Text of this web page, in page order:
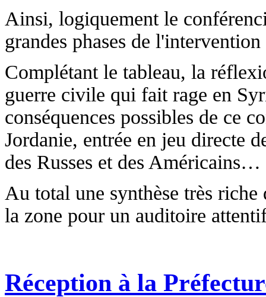
Ainsi, logiquement le
grandes phases de
Complétant le tableau, la
guerre civile qui fait rage en
conséquences possibles de ce
Jordanie, entrée en jeu directe
des Russes et des Américains…
Au total une synthèse très riche
la zone pour un auditoire
Réception à la